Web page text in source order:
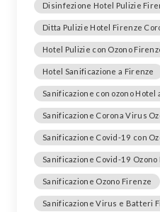
Disinfezione Hotel Pulizie
Ditta Pulizie Hotel Firenze
Hotel Pulizie con Ozono
Hotel Sanificazione a Firenze
Sanificazione con ozono Hotel
Sanificazione Corona Virus
Sanificazione Covid-19 con
Sanificazione Covid-19 Ozono
Sanificazione Ozono Firenze
Sanificazione Virus e Batteri